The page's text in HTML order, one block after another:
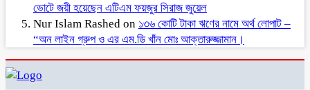
ভোটে জয়ী হয়েছেন এটিএম ফয়জুর সিরাজ জুয়েল
Nur Islam Rashed on ১৩৬ কোটি টাকা ঋণের নামে অর্থ লোপাট –
“অন লাইন গ্রুপ ও এর এম.ডি খাঁন মোঃ আক্তারুজ্জামান।